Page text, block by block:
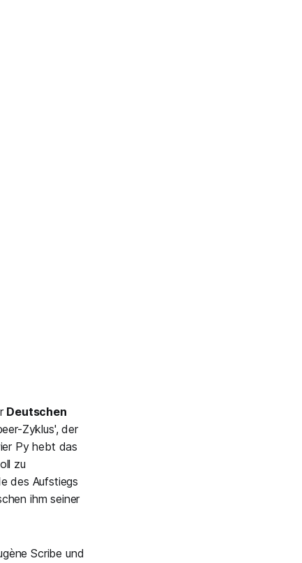
Deutschen
Zyklus', der
Py hebt das
zu
des Aufstiegs
ihm seiner
Scribe und